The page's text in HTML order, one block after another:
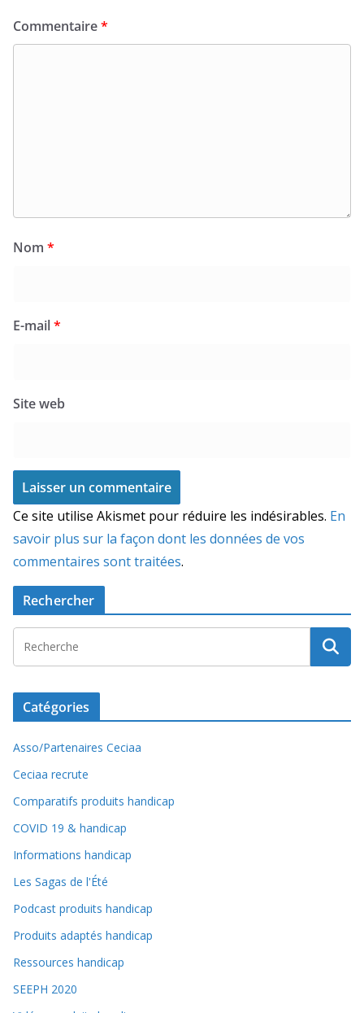
Commentaire*
Nom *
E-mail*
Site web
Ce site utilise Akismet pour réduire les indésirables. En
savoir plus sur la façon dont les données de vos
commentaires sont traitées.
Rechercher
Catégories
Asso/Partenaires Ceciaa
Ceciaa recrute
Comparatifs produits handicap
COVID 19 & handicap
Informations handicap
Les Sagas de l'Été
Podcast produits handicap
Produits adaptés handicap
Ressources handicap
SEEPH 2020